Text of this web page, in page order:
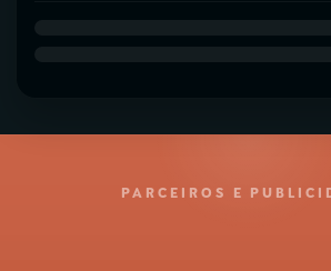
PARCEIROS E